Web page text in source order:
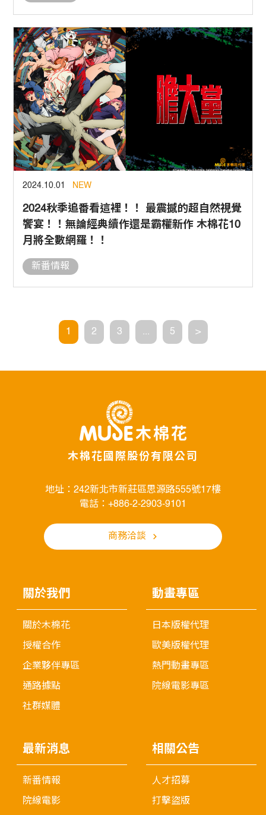
2024.10.01 NEW
2024秋季追番看這裡！！ 最震撼的超自然視覺
饗宴！！無論經典續作還是霸權新作 木棉花10
月將全數網羅！！
新番情報
1 2 3 ... 5 >
木棉花國際股份有限公司
地址：242新北市新莊區思源路555號17樓
電話：+886-2-2903-9101
商務洽談
關於我們
關於木棉花
授權合作
企業夥伴專區
通路據點
社群媒體
動畫專區
日本版權代理
歐美版權代理
熱門動畫專區
院線電影專區
最新消息
新番情報
院線電影
相關公告
人才招募
打擊盜版